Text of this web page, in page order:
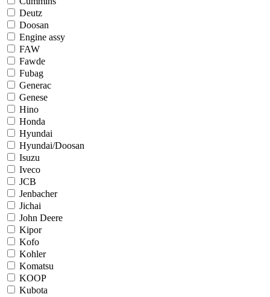
Deutz
Doosan
Engine assy
FAW
Fawde
Fubag
Generac
Genese
Hino
Honda
Hyundai
Hyundai/Doosan
Isuzu
Iveco
JCB
Jenbacher
Jichai
John Deere
Kipor
Kofo
Kohler
Komatsu
KOOP
Kubota